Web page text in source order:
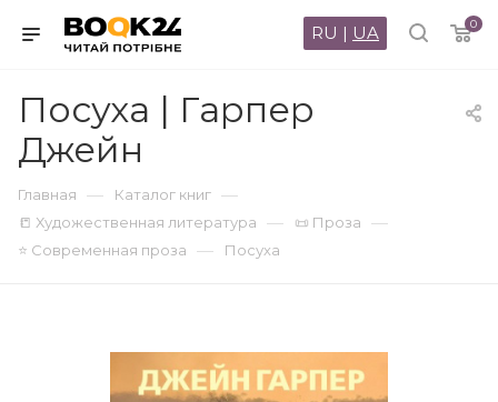
0
RU | UA
Посуха | Гарпер
Джейн
Главная — Каталог книг —
📒 Художественная литература — 📜 Проза —
⭐ Современная проза — Посуха